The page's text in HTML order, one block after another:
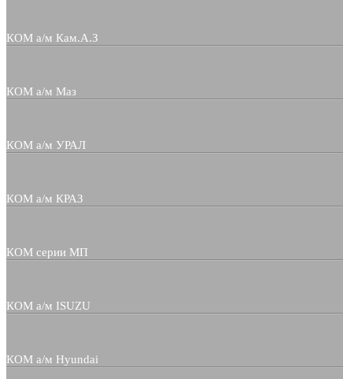
КОМ а/м Кам.А.З
КОМ а/м Маз
КОМ а/м УРАЛ
КОМ а/м КРАЗ
КОМ серии МП
КОМ а/м ISUZU
КОМ а/м Hyundai